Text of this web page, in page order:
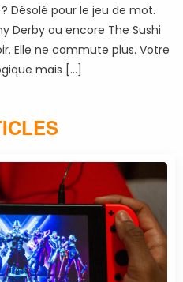
Désolé pour le jeu de mot.
Derby ou encore The Sushi
Elle ne commute plus. Votre
mais […]